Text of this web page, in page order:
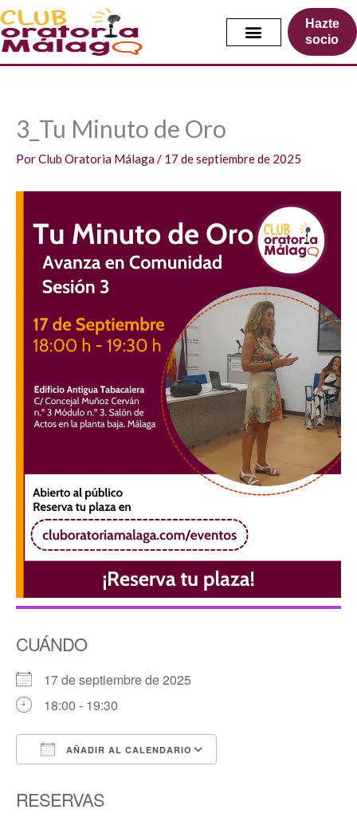
Ir
al
contenido
Hazte
socio
3_Tu Minuto de Oro
PorClub Oratoria Málaga/ 17 de septiembre de 2025
CUÁNDO
17 de septiembre de 2025
18:00 - 19:30
AÑADIR AL CALENDARIO
RESERVAS